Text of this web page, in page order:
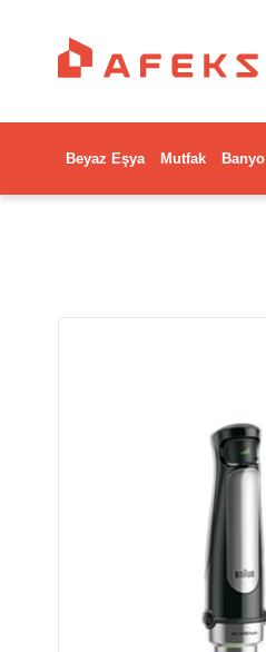
Beyaz Eşya Mutfak Banyo